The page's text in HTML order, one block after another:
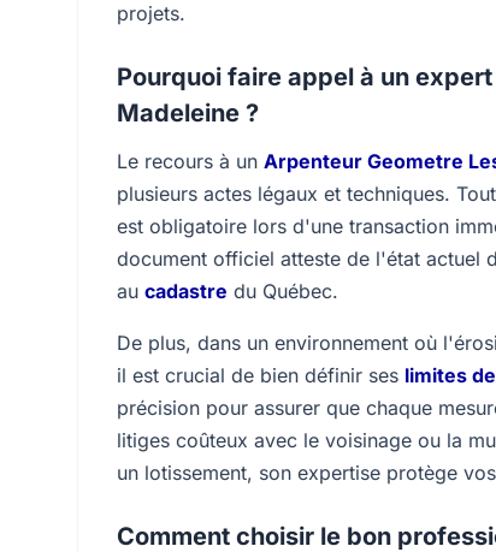
projets.
Pourquoi faire appel à un
Madeleine ?
Le recours à un Arpenteur Geometre
plusieurs actes légaux et techniques.
est obligatoire lors d'une transaction
document officiel atteste de l'état actuel
au cadastre du Québec.
De plus, dans un environnement où
il est crucial de bien définir ses limites
précision pour assurer que chaque
litiges coûteux avec le voisinage ou la
un lotissement, son expertise protège
Comment choisir le bon